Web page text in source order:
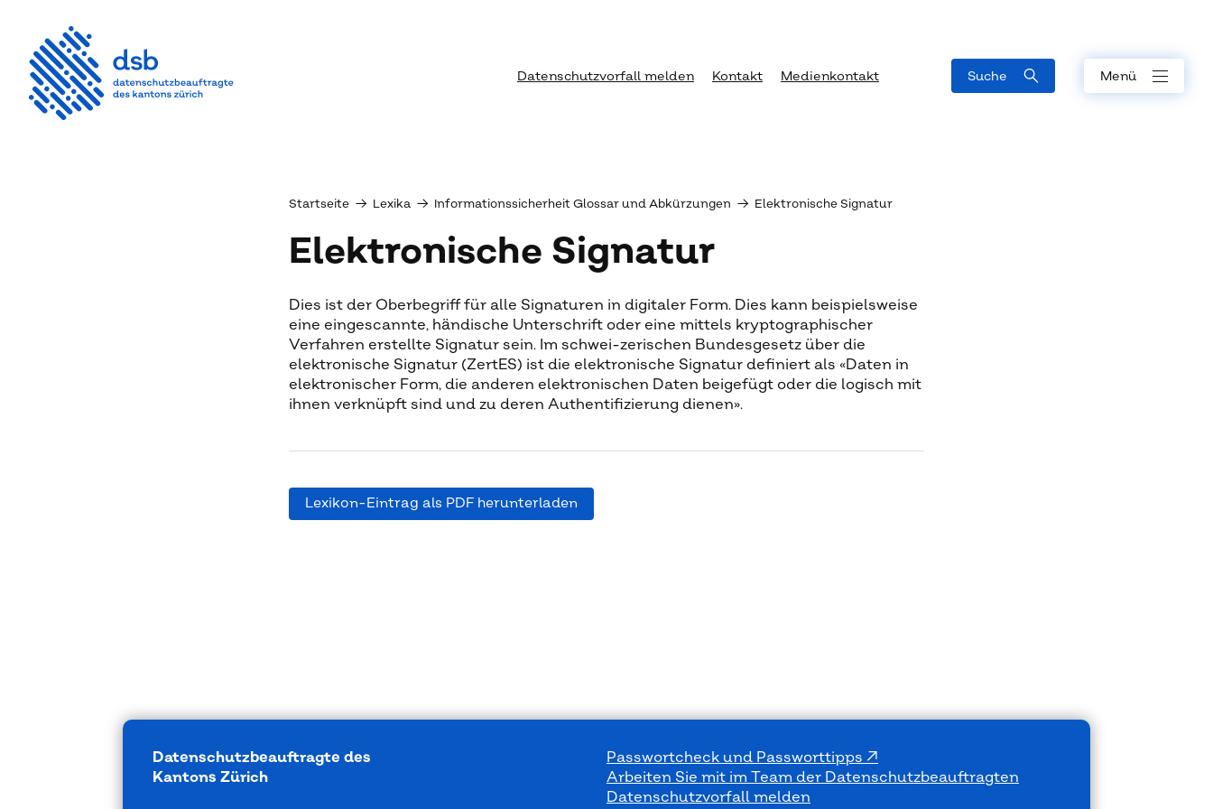
Datenschutzvorfall melden Kontakt Medienkontakt Suche Menü
Startseite → Lexika → Informationssicherheit Glossar und Abkürzungen → Elektronische Signatur
Elektronische Signatur
Dies ist der Oberbegriff für alle Signaturen in digitaler Form. Dies kann beispielsweise
eine eingescannte, händische Unterschrift oder eine mittels kryptographischer
Verfahren erstellte Signatur sein. Im schwei-zerischen Bundesgesetz über die
elektronische Signatur (ZertES) ist die elektronische Signatur definiert als «Daten in
elektronischer Form, die anderen elektronischen Daten beigefügt oder die logisch mit
ihnen verknüpft sind und zu deren Authentifizierung dienen».
Lexikon-Eintrag als PDF herunterladen
Datenschutzbeauftragte des
Kantons Zürich
Passwortcheck und Passworttipps
Arbeiten Sie mit im Team der Datenschutzbeauftragten
Datenschutzvorfall melden